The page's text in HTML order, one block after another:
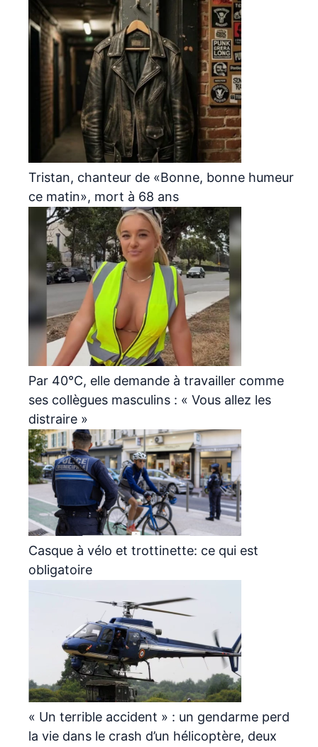
Tristan, chanteur de «Bonne, bonne humeur
ce matin», mort à 68 ans
Par 40°C, elle demande à travailler comme
ses collègues masculins : « Vous allez les
distraire »
Casque à vélo et trottinette: ce qui est
obligatoire
« Un terrible accident » : un gendarme perd
la vie dans le crash d’un hélicoptère, deux